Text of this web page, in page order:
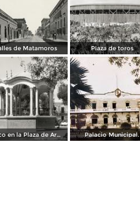
de Matamoros Plaza de toros
Kiosco en la Plaza de Armas Palacio Municipal.